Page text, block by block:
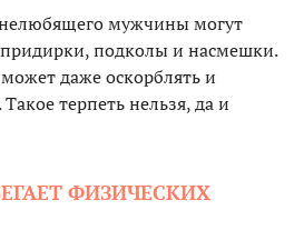
мужчины могут
подколы и насмешки.
даже оскорблять и
терпеть нельзя, да и
ФИЗИЧЕСКИХ